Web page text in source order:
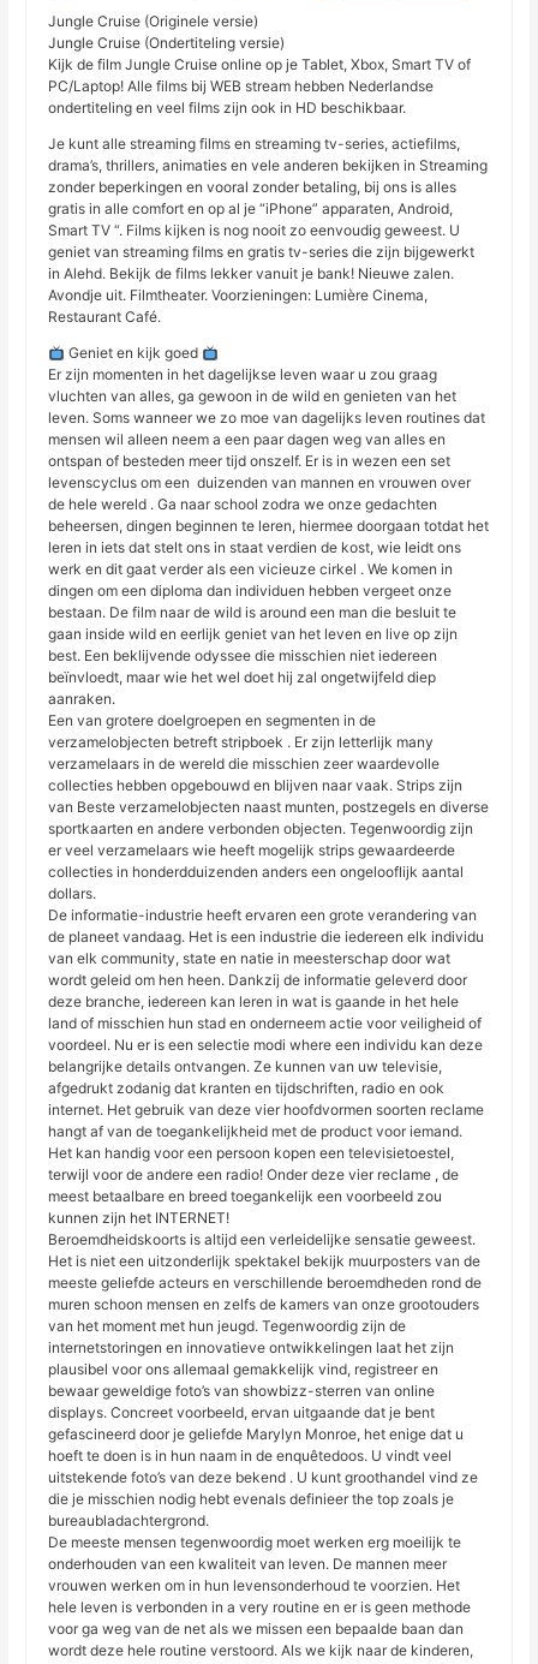
Jungle Cruise (Originele versie)
Jungle Cruise (Ondertiteling versie)
Kijk de film Jungle Cruise online op je Tablet, Xbox, Smart TV of
PC/Laptop! Alle films bij WEB stream hebben Nederlandse
ondertiteling en veel films zijn ook in HD beschikbaar.
Je kunt alle streaming films en streaming tv-series, actiefilms,
drama’s, thrillers, animaties en vele anderen bekijken in Streaming
zonder beperkingen en vooral zonder betaling, bij ons is alles
gratis in alle comfort en op al je “iPhone” apparaten, Android,
Smart TV “. Films kijken is nog nooit zo eenvoudig geweest. U
geniet van streaming films en gratis tv-series die zijn bijgewerkt
in Alehd. Bekijk de films lekker vanuit je bank! Nieuwe zalen.
Avondje uit. Filmtheater. Voorzieningen: Lumière Cinema,
Restaurant Café.
Geniet en kijk goed
Er zijn momenten in het dagelijkse leven waar u zou graag
vluchten van alles, ga gewoon in de wild en genieten van het
leven. Soms wanneer we zo moe van dagelijks leven routines dat
mensen wil alleen neem a een paar dagen weg van alles en
ontspan of besteden meer tijd onszelf. Er is in wezen een set
levenscyclus om een ​​ duizenden van mannen en vrouwen over
de hele wereld . Ga naar school zodra we onze gedachten
beheersen, dingen beginnen te leren, hiermee doorgaan totdat het
leren in iets dat stelt ons in staat verdien de kost, wie leidt ons
werk en dit gaat verder als een vicieuze cirkel . We komen in
dingen om een diploma dan individuen hebben vergeet onze
bestaan. De film naar de wild is around een man die besluit te
gaan inside wild en eerlijk geniet van het leven en live op zijn
best. Een beklijvende odyssee die misschien niet iedereen
beïnvloedt, maar wie het wel doet hij zal ongetwijfeld diep
aanraken.
Een van grotere doelgroepen en segmenten in de
verzamelobjecten betreft stripboek . Er zijn letterlijk many
verzamelaars in de wereld die misschien zeer waardevolle
collecties hebben opgebouwd en blijven naar vaak. Strips zijn
van Beste verzamelobjecten naast munten, postzegels en diverse
sportkaarten en andere verbonden objecten. Tegenwoordig zijn
er veel verzamelaars wie heeft mogelijk strips gewaardeerde
collecties in honderdduizenden anders een ongelooflijk aantal
dollars.
De informatie-industrie heeft ervaren een grote verandering van
de planeet vandaag. Het is een industrie die iedereen elk individu
van elk community, state en natie in meesterschap door wat
wordt geleid om hen heen. Dankzij de informatie geleverd door
deze branche, iedereen kan leren in wat is gaande in het hele
land of misschien hun stad en onderneem actie voor veiligheid of
voordeel. Nu er is een selectie modi where een individu kan deze
belangrijke details ontvangen. Ze kunnen van uw televisie,
afgedrukt zodanig dat kranten en tijdschriften, radio en ook
internet. Het gebruik van deze vier hoofdvormen soorten reclame
hangt af van de toegankelijkheid met de product voor iemand.
Het kan handig voor een persoon kopen een televisietoestel,
terwijl voor de andere een radio! Onder deze vier reclame , de
meest betaalbare en breed toegankelijk een voorbeeld zou
kunnen zijn het INTERNET!
Beroemdheidskoorts is altijd een verleidelijke sensatie geweest.
Het is niet een uitzonderlijk spektakel bekijk muurposters van de
meeste geliefde acteurs en verschillende beroemdheden rond de
muren schoon mensen en zelfs de kamers van onze grootouders
van het moment met hun jeugd. Tegenwoordig zijn de
internetstoringen en innovatieve ontwikkelingen laat het zijn
plausibel voor ons allemaal gemakkelijk vind, registreer en
bewaar geweldige foto’s van showbizz-sterren van online
displays. Concreet voorbeeld, ervan uitgaande dat je bent
gefascineerd door je geliefde Marylyn Monroe, het enige dat u
hoeft te doen is in hun naam in de enquêtedoos. U vindt veel
uitstekende foto’s van deze bekend . U kunt groothandel vind ze
die je misschien nodig hebt evenals definieer the top zoals je
bureaubladachtergrond.
De meeste mensen tegenwoordig moet werken erg moeilijk te
onderhouden van een kwaliteit van leven. De mannen meer
vrouwen werken om in hun levensonderhoud te voorzien. Het
hele leven is verbonden in a very routine en er is geen methode
voor ga weg van de net als we missen een bepaalde baan dan
wordt deze hele routine verstoord. Als we kijk naar de kinderen,